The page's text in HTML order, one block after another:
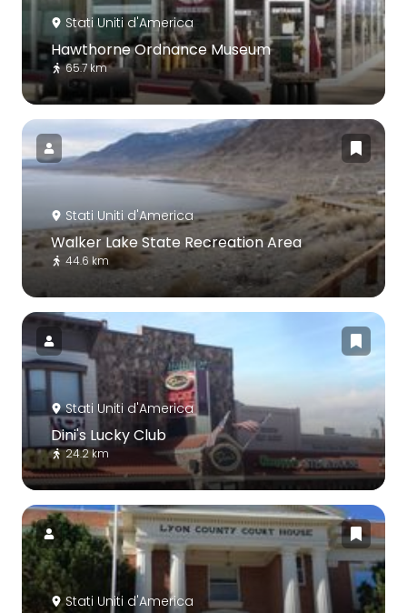
Stati Uniti d'America
Hawthorne Ordnance Museum
65.7 km
Stati Uniti d'America
Walker Lake State Recreation Area
44.6 km
Stati Uniti d'America
Dini's Lucky Club
24.2 km
Stati Uniti d'America